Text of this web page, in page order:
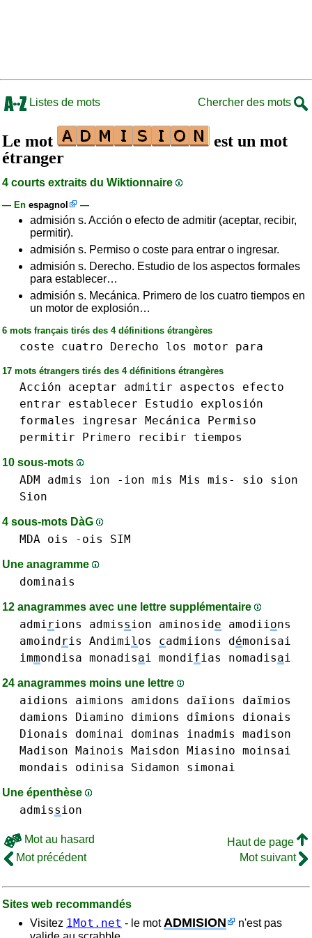
Listes de mots Chercher des mots
Le mot
est un mot
étranger
4 courts extraits du Wiktionnaire
— En espagnol —
admisión s. Acción o efecto de admitir (aceptar, recibir,
permitir).
admisión s. Permiso o coste para entrar o ingresar.
admisión s. Derecho. Estudio de los aspectos formales
para establecer…
admisión s. Mecánica. Primero de los cuatro tiempos en
un motor de explosión…
6 mots français tirés des 4 définitions étrangères
coste cuatro Derecho los motor para
17 mots étrangers tirés des 4 définitions étrangères
Acción aceptar admitir aspectos
efecto
entrar
establecer Estudio
explosión
formales
ingresar Mecánica
Permiso
permitir
Primero recibir tiempos
10 sous-mots
ADM admis ion -ion mis Mis mis- sio
sion
Sion
4 sous-mots DàG
MDA ois -ois SIM
Une anagramme
dominais
12 anagrammes avec une lettre supplémentaire
admirions admission aminoside amodiions
amoindris Andimilos cadmiions démonisai
immondisa monadisai mondifias nomadisai
24 anagrammes moins une lettre
aidions aimions amidons daïions
daïmios
damions
Diamino dimions dîmions
dionais
Dionais
dominai dominas inadmis
madison
Madison Mainois Maisdon Miasino moinsai
mondais
odinisa Sidamon simonai
Une épenthèse
admission
Mot au hasard
Haut de page
Mot précédent
Mot suivant
Sites web recommandés
Visitez 1Mot.net - le mot ADMISION
n'est pas